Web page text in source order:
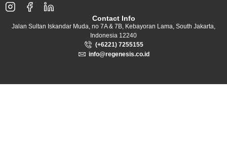
Contact Info
Jalan Sultan Iskandar Muda, no 7A & 7B, Kebayoran Lama, South Jakarta,
Indonesia 12240
(+6221) 7255155
info@regenesis.co.id